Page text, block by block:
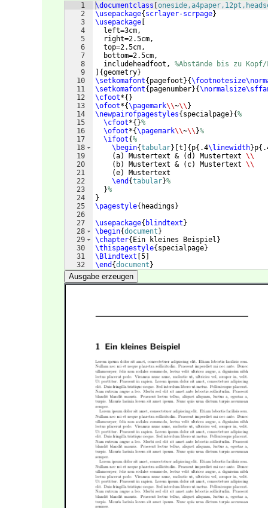
1
2
3
4
5
6
7
8
9
10
11
12
13
14
15
16
17
18
19
20
21
22
23
24
25
26
27
28
29
30
31
32
\documentclass
\usepackage{ scrlayer-scrpage}
\usepackage
  left=3cm,
  right=2.5cm,
  top=2.5cm,
  bottom=2.5cm,
  includeheadfoot,
%Abstände bis zu
{geometry}
\setkomafont{ pagefoot }{
\setkomafont{ pagenumber}{
\cfoot*{ }
\ofoot*{\pagemark\\~\\ }
\newpairofpagestyles{ specialpage}{%
\cfoot*{ }%
\ofoot*{\pagemark\\~\\ }%
\ifoot{%
\begin{tabular} t { p{ .4\linewidth}p{
(a) Mustertext & (d ) Mustertext \\
( b) Mustertext & ( c) Mustertext \\
(e)
Mustertext
\end {tabular}%
}%
}
\pagestyle{ headings }
\usepackage{ blindtext }
\begin{document }
\chapter{ Ein kleines Beispiel }
\thispagestyle{ specialpage}
\Blindtext 5
\end {document }
Ausgabe erzeugen